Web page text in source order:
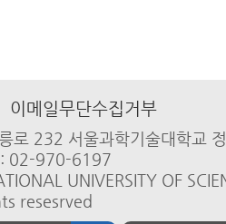
이메일무단수집거부
로 232 서울과학기술대학교
02-970-6197
UNIVERSITY OF
resesrved